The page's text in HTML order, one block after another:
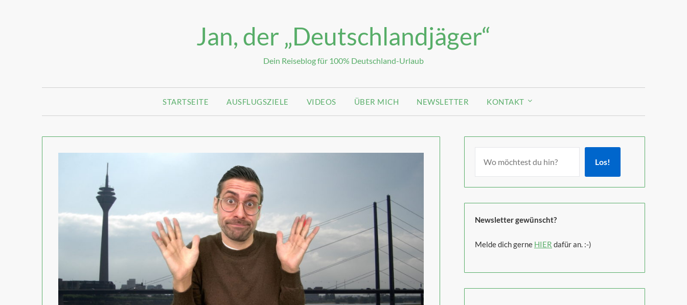
Jan, der „Deutschlandjäger“
Dein Reiseblog für 100% Deutschland-Urlaub
STARTSEITE AUSFLUGSZIELE VIDEOS ÜBER MICH NEWSLETTER KONTAKT
Los!
Newsletter gewünscht?
Melde dich gerne HIER dafür an. :-)